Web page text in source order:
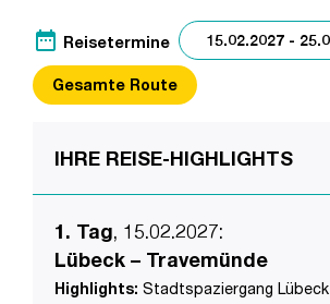
date_range Reisetermine
Gesamte Route
IHRE REISE-HIGHLIGHTS
1. Tag, 15.02.2027:
Lübeck – Travemünde
Highlights: Stadtspaziergang Lübeck